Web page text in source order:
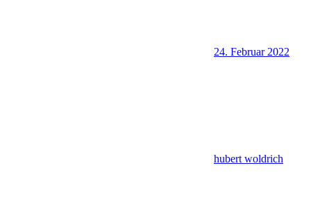
24. Februar 2022
hubert woldrich